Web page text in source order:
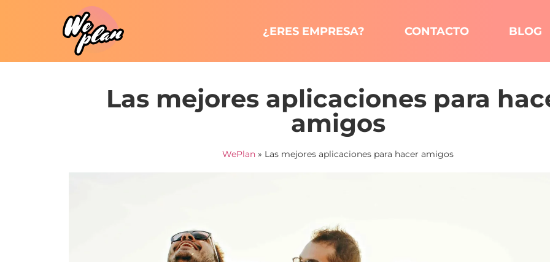
¿ERES EMPRESA? CONTACTO BLOG
Las mejores aplicaciones para
amigos
WePlan » Las mejores aplicaciones para hacer amigos